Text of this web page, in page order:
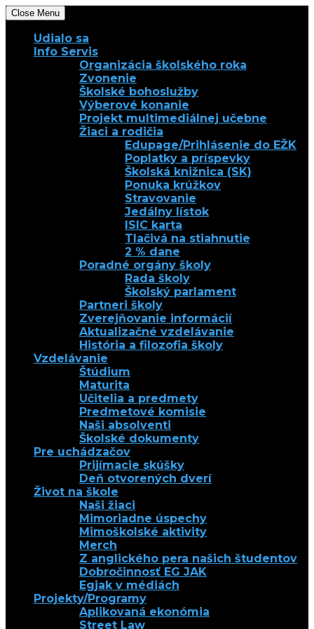
Close Menu
Udialo sa
Info Servis
Organizácia školského roka
Zvonenie
Školské bohoslužby
Výberové konanie
Projekt multimediálnej učebne
Žiaci a rodičia
Edupage/Prihlásenie do EŽK
Poplatky a príspevky
Školská knižnica (SK)
Ponuka krúžkov
Stravovanie
Jedálny lístok
ISIC karta
Tlačivá na stiahnutie
2 % dane
Poradné orgány školy
Rada školy
Školský parlament
Partneri školy
Zverejňovanie informácií
Aktualizačné vzdelávanie
História a filozofia školy
Vzdelávanie
Štúdium
Maturita
Učitelia a predmety
Predmetové komisie
Naši absolventi
Školské dokumenty
Pre uchádzačov
Prijímacie skúšky
Deň otvorených dverí
Život na škole
Naši žiaci
Mimoriadne úspechy
Mimoškolské aktivity
Merch
Z anglického pera našich študentov
Dobročinnosť EG JAK
Egjak v médiách
Projekty/Programy
Aplikovaná ekonómia
Street Law